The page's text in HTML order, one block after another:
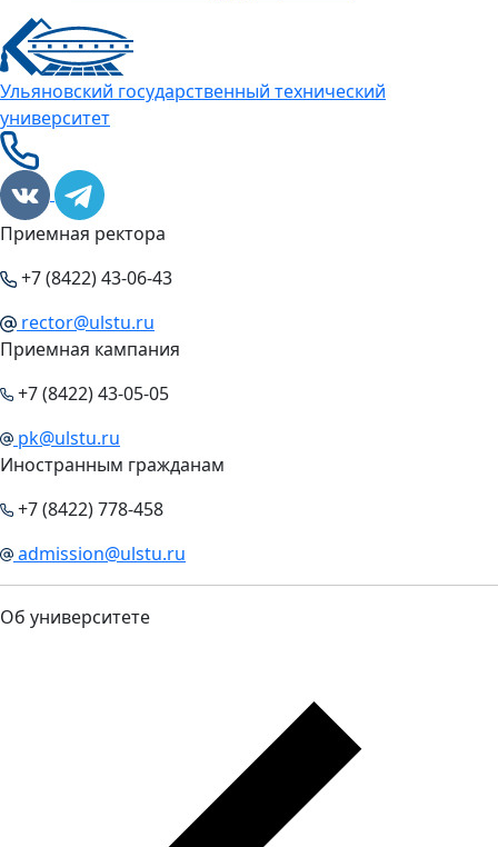
Ульяновский государственный технический
университет
Приемная ректора
+7 (8422) 43-06-43
rector@ulstu.ru
Приемная кампания
+7 (8422) 43-05-05
pk@ulstu.ru
Иностранным гражданам
+7 (8422) 778-458
admission@ulstu.ru
Об университете